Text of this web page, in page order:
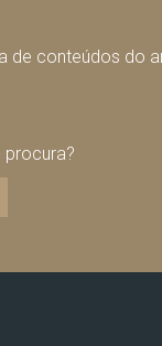
de conteúdos do
procura?